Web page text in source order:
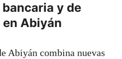
y de
Abiyán
Abiyán combina nuevas